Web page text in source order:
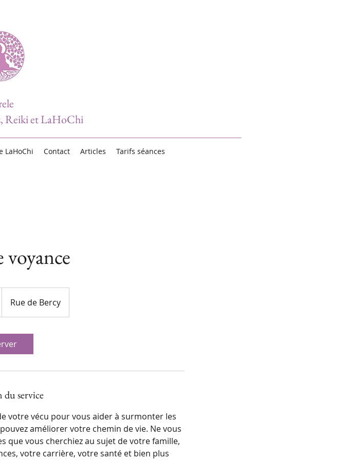
Reiki et LaHoChi
LaHoChi Contact Articles Tarifs séances
voyance
Rue de Bercy
service
votre vécu pour vous aider à surmonter les
améliorer votre chemin de vie. Ne vous
que vous cherchiez au sujet de votre famille,
votre carrière, votre santé et bien plus